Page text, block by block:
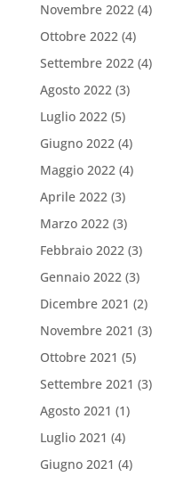
Novembre 2022(4)
Ottobre 2022(4)
Settembre 2022(4)
Agosto 2022(3)
Luglio 2022(5)
Giugno 2022(4)
Maggio 2022(4)
Aprile 2022(3)
Marzo 2022(3)
Febbraio 2022(3)
Gennaio 2022(3)
Dicembre 2021 (2)
Novembre 2021 (3)
Ottobre 2021 (5)
Settembre 2021 (3)
Agosto 2021 (1)
Luglio 2021 (4)
Giugno 2021 (4)